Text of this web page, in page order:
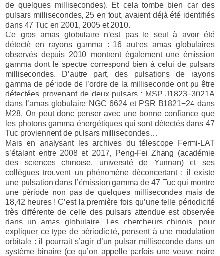
de quelques millisecondes). Et cela tombe bien car des
pulsars millisecondes, 25 en tout, avaient déjà été identifiés
dans 47 Tuc en 2001, 2005 et 2010.
Ce gros amas globulaire n’est pas le seul à avoir été
détecté en rayons gamma : 16 autres amas globulaires
observés depuis 2010 montrent également une émission
gamma dont le spectre correspond bien à celui de pulsars
millisecondes. D’autre part, des pulsations de rayons
gamma de période de l’ordre de la milliseconde ont pu être
détectées provenant de deux pulsars : MSP J1823−3021A
dans l’amas globulaire NGC 6624 et PSR B1821−24 dans
M28. On peut donc penser avec une bonne confiance que
les photons gamma énergétiques qui sont détectés dans 47
Tuc proviennent de pulsars millisecondes…
Mais en analysant les archives du télescope Fermi-LAT
s’étalant entre 2008 et 2017, Peng-Fei Zhang (académie
des sciences chinoise, université de Yunnan) et ses
collègues trouvent un phénomène déconcertant : il existe
une pulsation dans l’émission gamma de 47 Tuc qui montre
une période non pas de quelques millisecondes mais de
18,42 heures ! C’est la première fois qu’une telle périodicité
très différente de celle des pulsars attendue est observée
dans un amas globulaire. Les chercheurs chinois, pour
expliquer ce type de périodicité, pensent à une modulation
orbitale : il pourrait s’agir d’un pulsar milliseconde dans un
système binaire (ce qu’on appelle parfois une veuve noire